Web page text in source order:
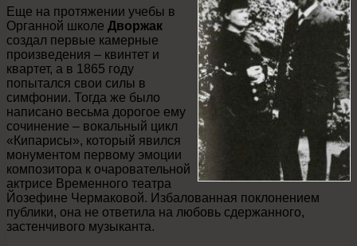
Еще на протяжении учебы в
Органной школе Дворжак
создал первые камерные
произведения – квинтет и
квартет, а в 1865 году
попытался свои силы в
симфонии. Тогда же было
написано весьма дорогое ему
сочинение – вокальный цикл
«Кипарисы», который явился
монументом первому эмоции
композитора к очаровательной
актрисе Временного театра
Йозефине Чермаковой. Избалованная поклонением
публики, она не ответила на любовь сдержанного,
застенчивого музыканта.